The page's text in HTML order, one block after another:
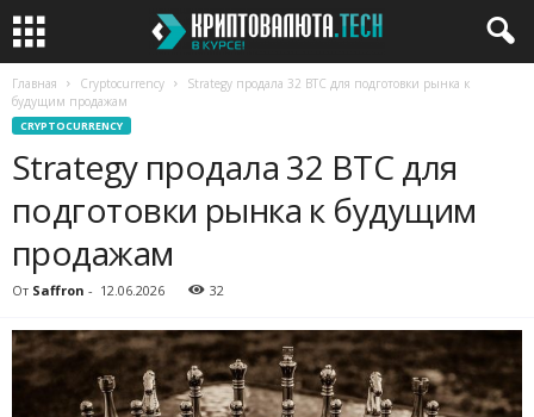
Главная Cryptocurrency
Strategy продала 32 BTC для подготовки рынка к
будущим продажам
CRYPTOCURRENCY
Strategy продала 32 BTC для
подготовки рынка к будущим
продажам
От Saffron - 12.06.2026 32